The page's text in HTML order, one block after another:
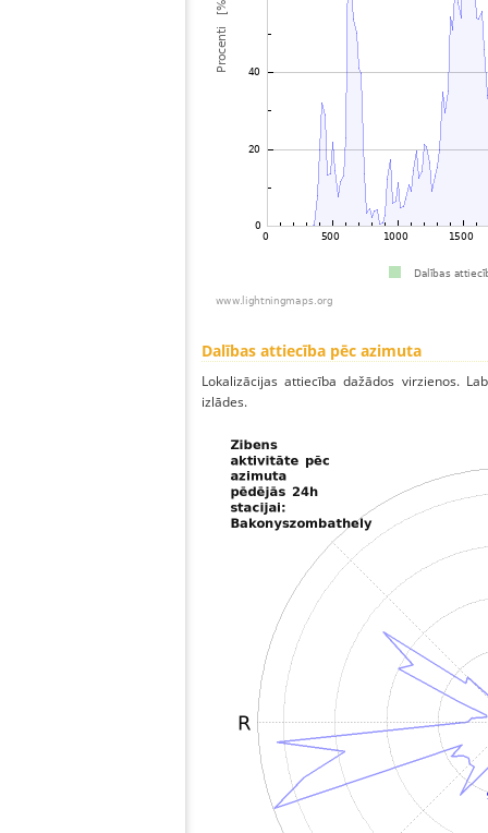
Dalības attiecība pēc azimuta
Lokalizācijas attiecība dažādos virzienos.
izlādes.